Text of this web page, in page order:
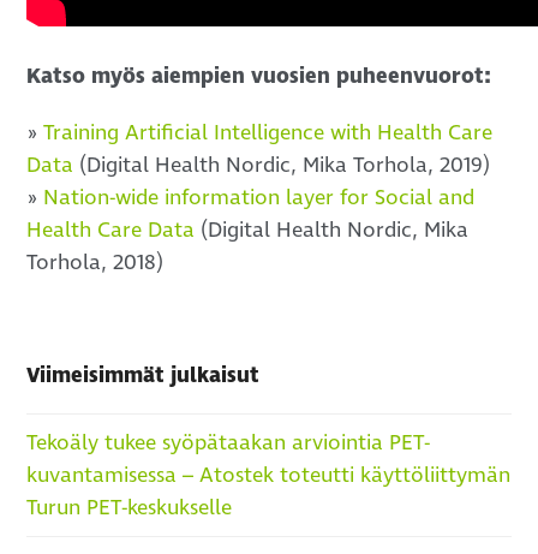
Katso myös aiempien vuosien puheenvuorot:
»Training Artificial Intelligence with Health Care
Data (Digital Health Nordic, Mika Torhola, 2019)
» Nation-wide information layer for Social and
Health Care Data (Digital Health Nordic, Mika
Torhola, 2018)
Viimeisimmät julkaisut
Tekoäly tukee syöpätaakan arviointia PET-
kuvantamisessa – Atostek toteutti käyttöliittymän
Turun PET-keskukselle